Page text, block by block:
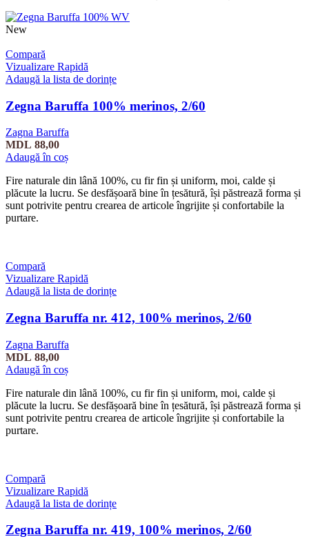
New
Compară
Vizualizare Rapidă
Adaugă la lista de dorințe
Zegna Baruffa 100% merinos, 2/60
Zagna Baruffa
MDL 88,00
Adaugă în coș
Fire naturale din lână 100%, cu fir fin și uniform, moi, calde și
plăcute la lucru. Se desfășoară bine în țesătură, își păstrează forma și
sunt potrivite pentru crearea de articole îngrijite și confortabile la
purtare.
Compară
Vizualizare Rapidă
Adaugă la lista de dorințe
Zegna Baruffa nr. 412, 100% merinos, 2/60
Zagna Baruffa
MDL 88,00
Adaugă în coș
Fire naturale din lână 100%, cu fir fin și uniform, moi, calde și
plăcute la lucru. Se desfășoară bine în țesătură, își păstrează forma și
sunt potrivite pentru crearea de articole îngrijite și confortabile la
purtare.
Compară
Vizualizare Rapidă
Adaugă la lista de dorințe
Zegna Baruffa nr. 419, 100% merinos, 2/60